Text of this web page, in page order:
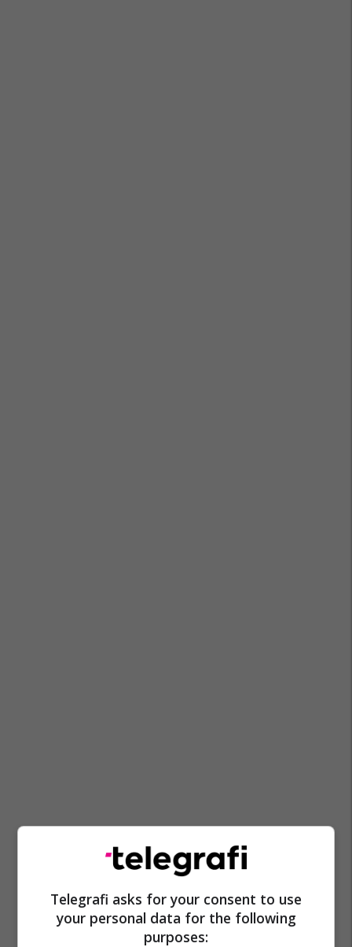
Telegrafi asks for your consent to use
your personal data for the following
purposes: